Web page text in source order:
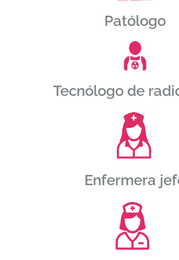
Patólogo
Tecnólogo de
Enfermera